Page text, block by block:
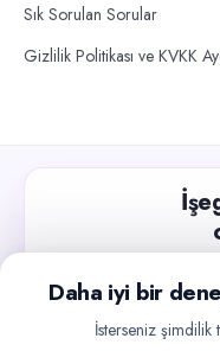
Sık Sorulan Sorular
Gizlilik Politikası ve KVKK
Güncel iş
Daha iyi bir
İsterseniz şimdilik